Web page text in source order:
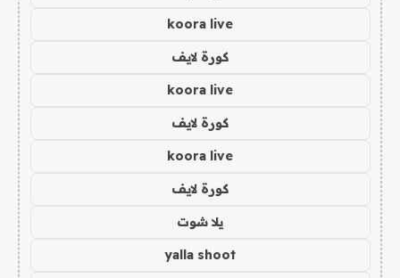
koora live
كورة لايف
koora live
كورة لايف
koora live
كورة لايف
يلا شوت
yalla shoot